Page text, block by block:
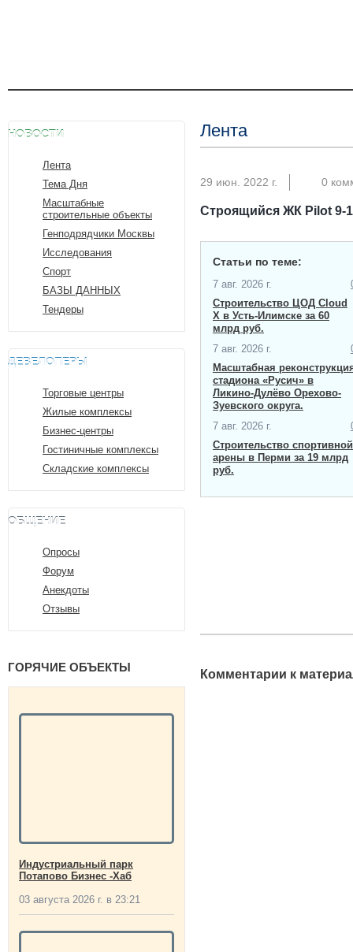
НОВОСТИ
Лента
Тема Дня
Масштабные
строительные объекты
Генподрядчики Москвы
Исследования
Спорт
БАЗЫ ДАННЫХ
Тендеры
ДЕВЕЛОПЕРЫ
Торговые центры
Жилые комплексы
Бизнес-центры
Гостиничные комплексы
Складские комплексы
ОБЩЕНИЕ
Опросы
Форум
Анекдоты
Отзывы
ГОРЯЧИЕ ОБЪЕКТЫ
Индустриальный парк
Потапово Бизнес -Хаб
03 августа 2026 г. в 23:21
Лента
29 июн. 2022 г. 0
Строящийся ЖК ​Pilot 9-
Статьи по теме:
7 авг. 2026 г.
Строительство ЦОД Cloud
X в Усть-Илимске за 60
млрд руб.
7 авг. 2026 г.
Масштабная
стадиона «Русич» в
Ликино-Дулёво Орехово-
Зуевского округа.
7 авг. 2026 г.
Строительство спортивной
арены в Перми за 19 млрд
руб.
Комментарии к